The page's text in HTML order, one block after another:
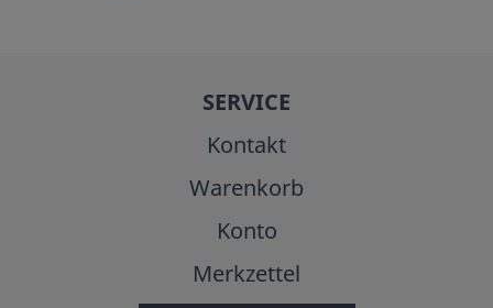
SERVICE
Kontakt
Warenkorb
Konto
Merkzettel